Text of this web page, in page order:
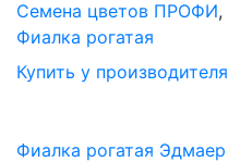
Cемена цветов ПРОФИ,
Фиалка рогатая
Купить у производителя
Фиалка рогатая Эдмаер